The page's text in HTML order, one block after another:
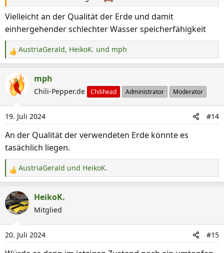
Vielleicht an der Qualität der Erde und damit
einhergehender schlechter Wasser speicherfähigkeit
R
e
a
k
i
o
n
AustriaGerald, HeikoK. und mph
mph
Chili-Pepper.de Chilihead Administrator Moderator
19. Juli 2024 #14
An der Qualität der verwendeten Erde könnte es
tasächlich liegen.
R
e
a
k
i
o
n
AustriaGerald und HeikoK.
HeikoK.
Mitglied
20. Juli 2024 #15